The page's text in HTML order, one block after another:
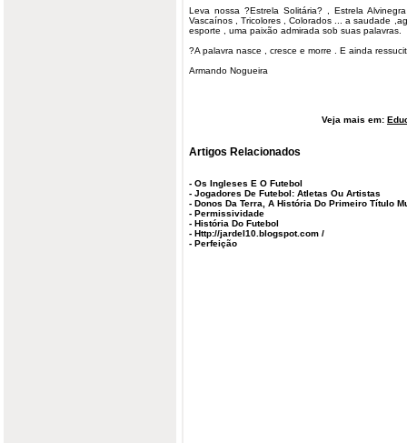
Leva nossa ?Estrela Solitária? , Estrela
Vascaínos , Tricolores , Colorados ... a saudade
esporte , uma paixão admirada sob suas palavras.
?A palavra nasce , cresce e morre . E ainda
Armando Nogueira
Veja mais em:
Artigos Relacionados
- Os Ingleses E O Futebol
- Jogadores De Futebol: Atletas Ou Artistas
- Donos Da Terra, A História Do Primeiro Título
- Permissividade
- História Do Futebol
- Http://jardel10.blogspot.com /
- Perfeição